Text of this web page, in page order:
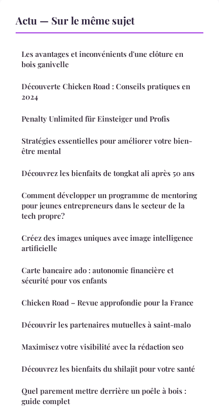
Actu — Sur le même sujet
Les avantages et inconvénients d'une clôture en
bois ganivelle
Découverte Chicken Road : Conseils pratiques en
2024
Penalty Unlimited für Einsteiger und Profis
Stratégies essentielles pour améliorer votre bien-
être mental
Découvrez les bienfaits de tongkat ali après 50 ans
Comment développer un programme de mentoring
pour jeunes entrepreneurs dans le secteur de la
tech propre?
Créez des images uniques avec image intelligence
artificielle
Carte bancaire ado : autonomie financière et
sécurité pour vos enfants
Chicken Road – Revue approfondie pour la France
Découvrir les partenaires mutuelles à saint-malo
Maximisez votre visibilité avec la rédaction seo
Découvrez les bienfaits du shilajit pour votre santé
Quel parement mettre derrière un poêle à bois :
guide complet